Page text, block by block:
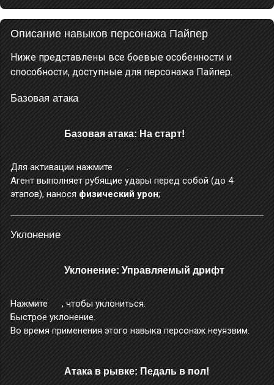
Описание навыков персонажа Пайпер
Ниже представлены все боевые особенности и
способности, доступные для персонажа Пайпер.
Базовая атака
Базовая атака: На старт!
Для активации нажмите
.
Агент выполняет рубящие удары перед собой (до 4
этапов), нанося физический урон;
Уклонение
Уклонение: Управляемый дрифт
Нажмите
, чтобы уклониться.
Быстрое уклонение.
Во время применения этого навыка персонаж неуязвим.
Атака в рывке: Педаль в пол!